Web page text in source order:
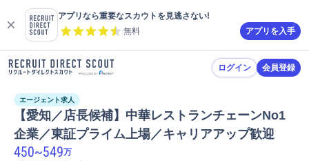
アプリなら重要なスカウトを見逃さない!
無料
アプリを入手
ログイン 会員登録
エージェント求人
【愛知／店長候補】中華レストランチェーンNo1
企業／東証プライム上場／キャリアアップ歓迎
450~549万